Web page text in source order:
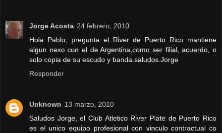
Jorge Acosta 24 febrero, 2010
Hola Pablo, pregunta el River de Puerto Rico mantiene
algun nexo con el de Argentina,como ser filial, acuerdo, o
solo copia de su escudo y banda.saludos.Jorge
Responder
Unknown 13 marzo, 2010
Saludos Jorge, el Club Atletico River Plate de Puerto Rico
es el unico equipo profesional con vinculo contractual co